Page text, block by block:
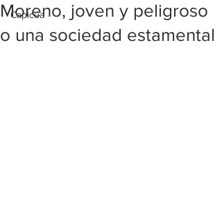
Capicúa
Moreno, joven y peligroso
o una sociedad estamental